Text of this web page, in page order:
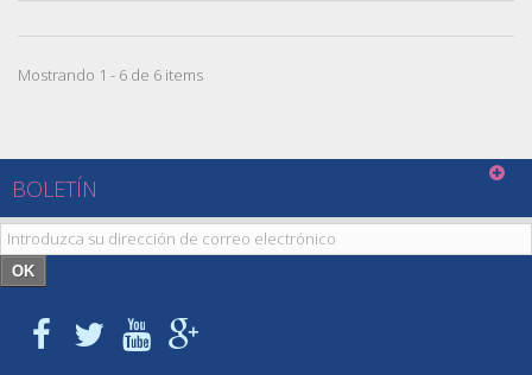
Mostrando 1 - 6 de 6 items
BOLETÍN
OK